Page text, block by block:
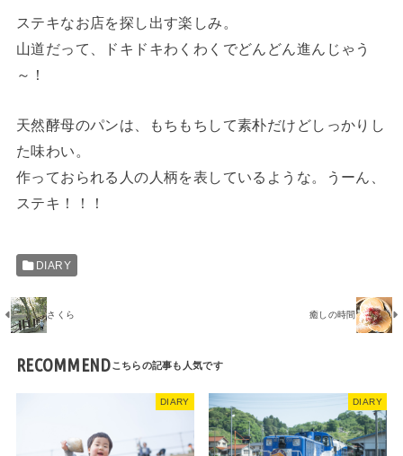
ステキなお店を探し出す楽しみ。
山道だって、ドキドキわくわくでどんどん進んじゃう
～！
天然酵母のパンは、もちもちして素朴だけどしっかりし
た味わい。
作っておられる人の人柄を表しているような。うーん、
ステキ！！！
DIARY
さくら 癒しの時間
RECOMMEND
DIARY DIARY